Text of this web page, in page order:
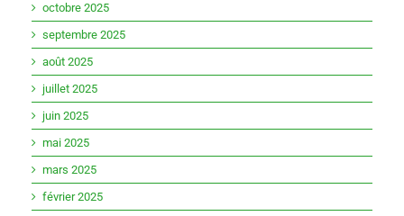
octobre 2025
septembre 2025
août 2025
juillet 2025
juin 2025
mai 2025
mars 2025
février 2025